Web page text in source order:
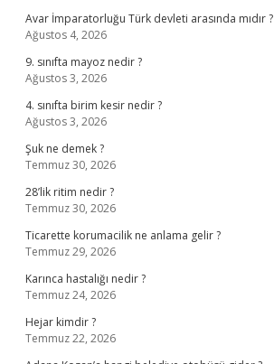
Avar İmparatorluğu Türk devleti arasında mıdır ?
Ağustos 4, 2026
9. sınıfta mayoz nedir ?
Ağustos 3, 2026
4. sınıfta birim kesir nedir ?
Ağustos 3, 2026
Şuk ne demek ?
Temmuz 30, 2026
28’lik ritim nedir ?
Temmuz 30, 2026
Ticarette korumacilik ne anlama gelir ?
Temmuz 29, 2026
Karınca hastalığı nedir ?
Temmuz 24, 2026
Hejar kimdir ?
Temmuz 22, 2026